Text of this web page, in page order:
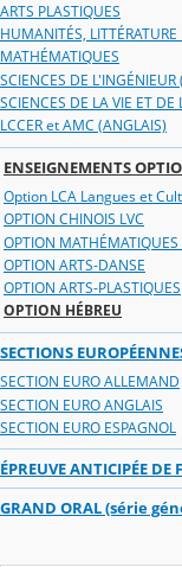
ARTS PLASTIQUES
HUMANITÉS,
MATHÉMATIQUES
SCIENCES DE L'INGÉNIEUR
SCIENCES DE LA VIE ET DE
LCCER et AMC (ANGLAIS)
ENSEIGNEMENTS
Option LCA Langues et
OPTION CHINOIS LVC
OPTION
OPTION ARTS-DANSE
OPTION ARTS-PLASTIQUES
OPTION HÉBREU
SECTIONS
SECTION EURO ALLEMAND
SECTION EURO ANGLAIS
SECTION EURO ESPAGNOL
ÉPREUVE ANTICIPÉE DE
GRAND ORAL (série